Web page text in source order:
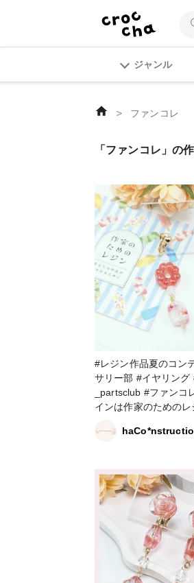
ジャンル
＞ ファンコレ
「ファンコレ」の
#レジン作品夏のコンテスト
サリー部 #イヤリング #ファンれぽ
_partsclub #ファンコレ アイスのデザ
インは作家のためのレ
大人っぽく仕上げまし